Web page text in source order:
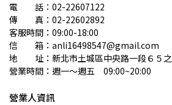
電　　話：02-22607122
傳　　真：02-22602892
客服時間：09:00-18:00
信　　箱：anli16498547@gmail.com
地　　址：新北市土城區中央路一段６５
營業時間：週一～週五　09:00~20:00
營業人資訊